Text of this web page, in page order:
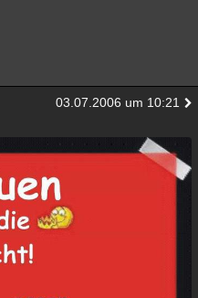
03.07.2006 um 10:21